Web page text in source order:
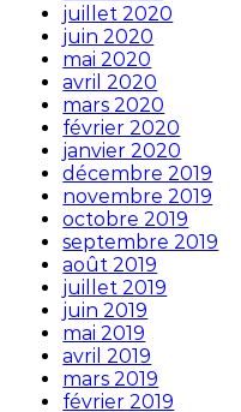
juillet 2020
juin 2020
mai 2020
avril 2020
mars 2020
février 2020
janvier 2020
décembre 2019
novembre 2019
octobre 2019
septembre 2019
août 2019
juillet 2019
juin 2019
mai 2019
avril 2019
mars 2019
février 2019